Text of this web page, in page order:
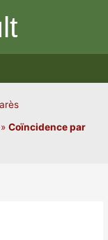
» Coïncidence par